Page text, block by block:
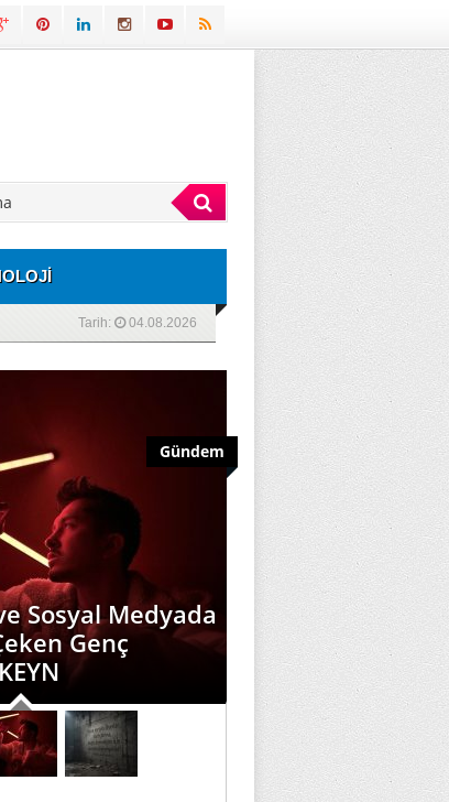
Tarih: 04.08.2026
Gündem
Sosyal Medyada
Genç